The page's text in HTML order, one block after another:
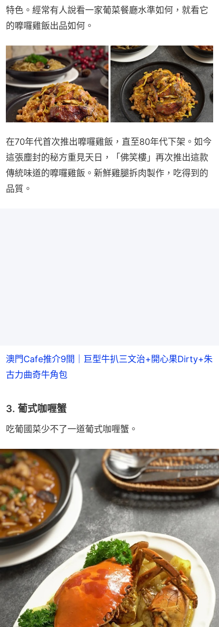
特色。經常有人說看一家葡菜餐廳水準如何，就看它
的嚤囉雞飯出品如何。
在70年代首次推出嚤囉雞飯，直至80年代下架。如今
這張塵封的秘方重見天日，「佛笑樓」再次推出這款
傳統味道的嚤囉雞飯。新鮮雞腿拆肉製作，吃得到的
品質。
澳門Cafe推介9間｜巨型牛扒三文治+開心果Dirty+朱
古力曲奇牛角包
3. 葡式咖喱蟹
吃葡國菜少不了一道葡式咖喱蟹。